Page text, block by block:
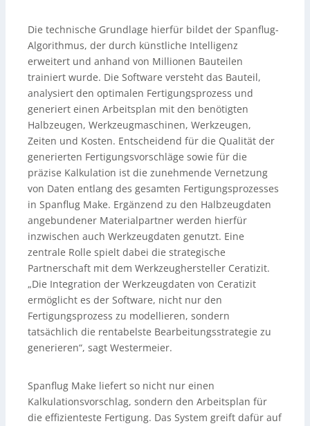
Die technische Grundlage hierfür bildet der Spanflug-
Algorithmus, der durch künstliche Intelligenz
erweitert und anhand von Millionen Bauteilen
trainiert wurde. Die Software versteht das Bauteil,
analysiert den optimalen Fertigungsprozess und
generiert einen Arbeitsplan mit den benötigten
Halbzeugen, Werkzeugmaschinen, Werkzeugen,
Zeiten und Kosten. Entscheidend für die Qualität der
generierten Fertigungsvorschläge sowie für die
präzise Kalkulation ist die zunehmende Vernetzung
von Daten entlang des gesamten Fertigungsprozesses
in Spanflug Make. Ergänzend zu den Halbzeugdaten
angebundener Materialpartner werden hierfür
inzwischen auch Werkzeugdaten genutzt. Eine
zentrale Rolle spielt dabei die strategische
Partnerschaft mit dem Werkzeughersteller Ceratizit.
„Die Integration der Werkzeugdaten von Ceratizit
ermöglicht es der Software, nicht nur den
Fertigungsprozess zu modellieren, sondern
tatsächlich die rentabelste Bearbeitungsstrategie zu
generieren“, sagt Westermeier.
Spanflug Make liefert so nicht nur einen
Kalkulationsvorschlag, sondern den Arbeitsplan für
die effizienteste Fertigung. Das System greift dafür auf